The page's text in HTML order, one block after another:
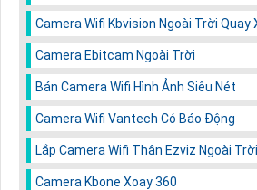
Camera Wifi Kbvision Ngoài Trời Quay
Camera Ebitcam Ngoài Trời
Bán Camera Wifi Hình Ảnh Siêu Nét
Camera Wifi Vantech Có Báo Động
Lắp Camera Wifi Thân Ezviz Ngoài Trời
Camera Kbone Xoay 360